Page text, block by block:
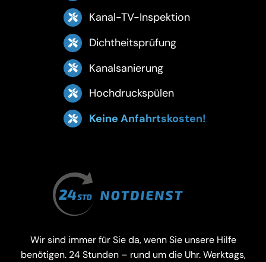
Kanal-TV-Inspektion
Dichtheitsprüfung
Kanalsanierung
Hochdruckspülen
Keine Anfahrtskosten!
Wir sind immer für Sie da, wenn Sie unsere Hilfe
benötigen. 24 Stunden – rund um die Uhr. Werktags,